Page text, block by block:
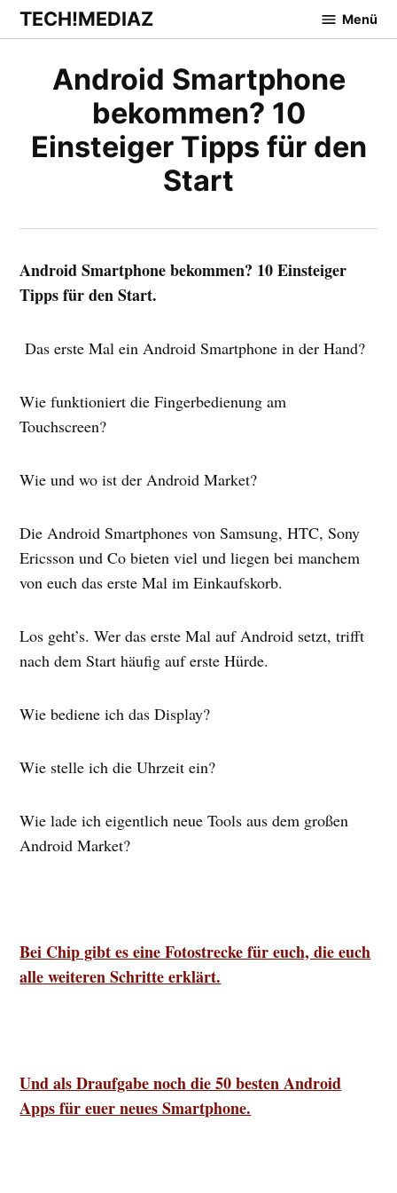
Zum
Inhalt
TECH!MEDIAZ Menü
Android Smartphone
bekommen? 10
Einsteiger Tipps für den
Start
Android Smartphone bekommen? 10 Einsteiger
Tipps für den Start.
Das erste Mal ein Android Smartphone in der Hand?
Wie funktioniert die Fingerbedienung am
Touchscreen?
Wie und wo ist der Android Market?
Die Android Smartphones von Samsung, HTC, Sony
Ericsson und Co bieten viel und liegen bei manchem
von euch das erste Mal im Einkaufskorb.
Los geht’s. Wer das erste Mal auf Android setzt, trifft
nach dem Start häufig auf erste Hürde.
Wie bediene ich das Display?
Wie stelle ich die Uhrzeit ein?
Wie lade ich eigentlich neue Tools aus dem großen
Android Market?
Bei Chip gibt es eine Fotostrecke für euch, die euch
alle weiteren Schritte erklärt.
Und als Draufgabe noch die 50 besten Android
Apps für euer neues Smartphone.